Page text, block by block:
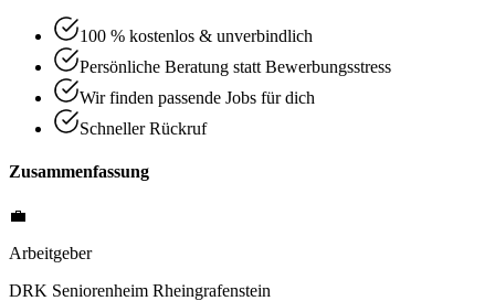
100 % kostenlos & unverbindlich
Persönliche Beratung statt Bewerbungsstress
Wir finden passende Jobs für dich
Schneller Rückruf
Zusammenfassung
💼
Arbeitgeber
DRK Seniorenheim Rheingrafenstein